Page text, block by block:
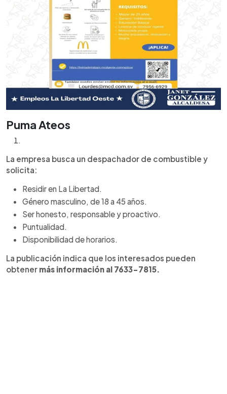
Puma Ateos
La empresa busca un despachador de combustible y
solicita:
Residir en La Libertad.
Género masculino, de 18 a 45 años.
Ser honesto, responsable y proactivo.
Puntualidad.
Disponibilidad de horarios.
La publicación indica que los interesados pueden
obtener más información al 7633-7815.